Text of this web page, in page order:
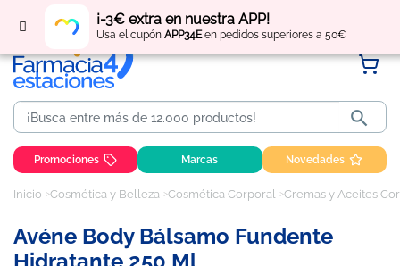
¡-3€ extra en nuestra APP!
Usa el cupón APP34Een pedidos superiores a 50€
Regístratey obtén puntos por tus compras

Promociones Marcas Novedades
Inicio Cosmética y Belleza Cosmética Corporal Cremas y Aceites
Avéne Body Bálsamo Fundente